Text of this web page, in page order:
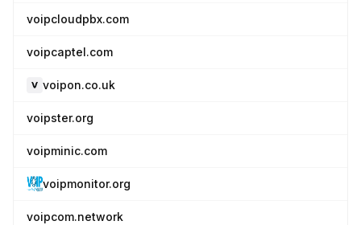
voipcloudpbx.com
voipcaptel.com
voipon.co.uk
voipster.org
voipminic.com
voipmonitor.org
voipcom.network